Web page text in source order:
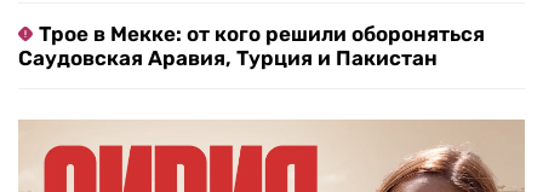
Трое в Мекке: от кого решили обороняться
Саудовская Аравия, Турция и Пакистан